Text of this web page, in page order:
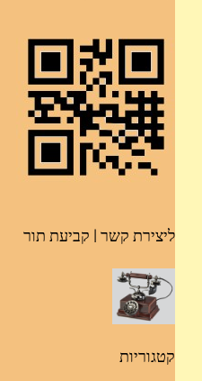
ליצירת קשר | קביעת תור
קטגוריות